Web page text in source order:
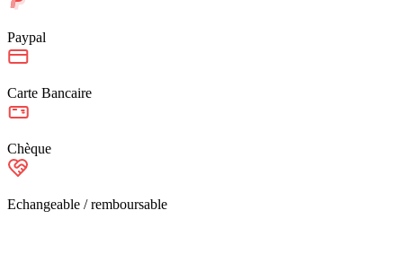
Paypal
Carte Bancaire
Chèque
Echangeable / remboursable